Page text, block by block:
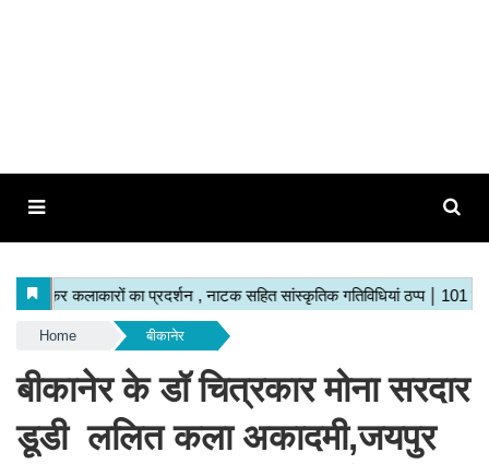
Home बीकानेर
बीकानेर के डॉ चित्रकार मोना सरदार
डूडी ललित कला अकादमी,जयपुर